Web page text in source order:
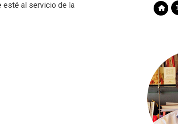
esté al servicio de la